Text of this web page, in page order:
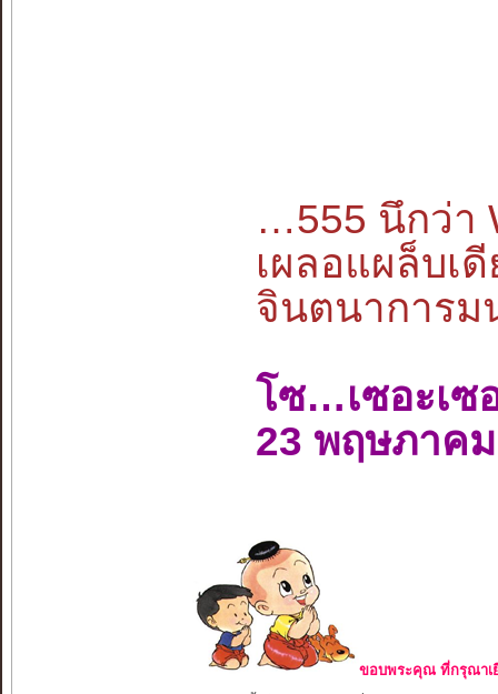
…555 นึกว่า
เผลอแผล็บเ
จินตนาการม
โซ…เซอะเซ
23 พฤษภาค
ขอบพระคุณ ที่กรุณาเ